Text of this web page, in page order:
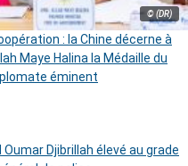
© (DR)
: la Chine décerne à
Maye Halina la Médaille du
éminent
Oumar Djibrillah élevé au grade